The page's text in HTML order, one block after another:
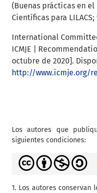
(Buenas prácticas en
Científicas para LILACS;
International
ICMJE |
octubre de 2020].
http://www.icmje.org/
Los autores que
siguientes condiciones:
1. Los autores conservan